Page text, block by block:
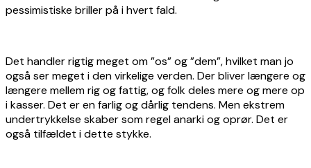
pessimistiske briller på i hvert fald.
Det handler rigtig meget om ”os” og ”dem”, hvilket man jo
også ser meget i den virkelige verden. Der bliver længere og
længere mellem rig og fattig, og folk deles mere og mere op
i kasser. Det er en farlig og dårlig tendens. Men ekstrem
undertrykkelse skaber som regel anarki og oprør. Det er
også tilfældet i dette stykke.